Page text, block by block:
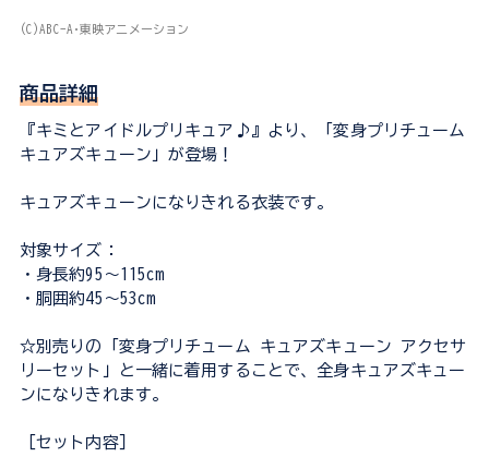
(C)ABC-A･東映アニメーション
商品詳細
『キミとアイドルプリキュア♪』より、「変身プリチューム
キュアズキューン」が登場！
キュアズキューンになりきれる衣装です。
対象サイズ：
・身長約95～115cm
・胴囲約45～53cm
☆別売りの「変身プリチューム キュアズキューン アクセサ
リーセット」と一緒に着用することで、全身キュアズキュー
ンになりきれます。
［セット内容］